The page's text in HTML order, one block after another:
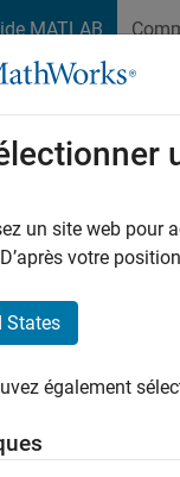
MATLAB
un site web pour
votre
States
également